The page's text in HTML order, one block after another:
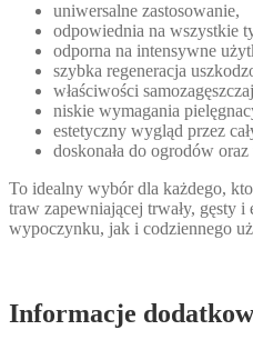
uniwersalne zastosowanie,
odpowiednia na wszystkie
odporna na intensywne
szybka regeneracja
właściwości
niskie wymagania
estetyczny wygląd przez
doskonała do ogrodów
To idealny wybór dla każdego,
traw zapewniającej trwały, gęsty
wypoczynku, jak i codziennego
Informacje